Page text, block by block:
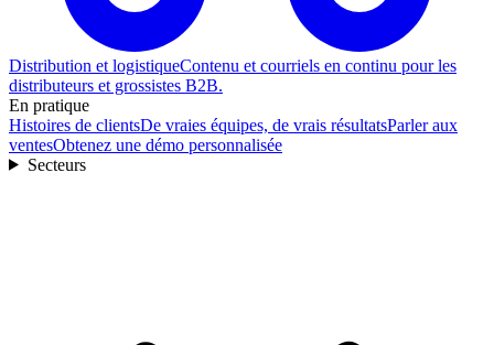
Distribution et logistiqueContenu et courriels en continu pour les
distributeurs et grossistes B2B.
En pratique
Histoires de clientsDe vraies équipes, de vrais résultatsParler aux
ventesObtenez une démo personnalisée
Secteurs